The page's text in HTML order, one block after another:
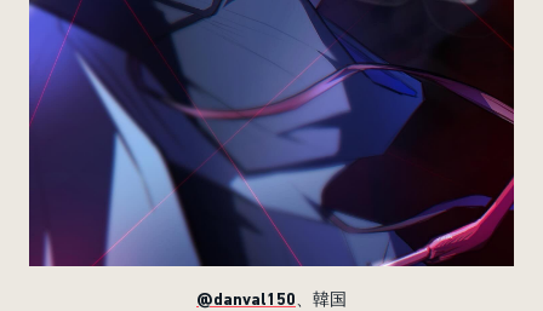
@danval150 、韓国